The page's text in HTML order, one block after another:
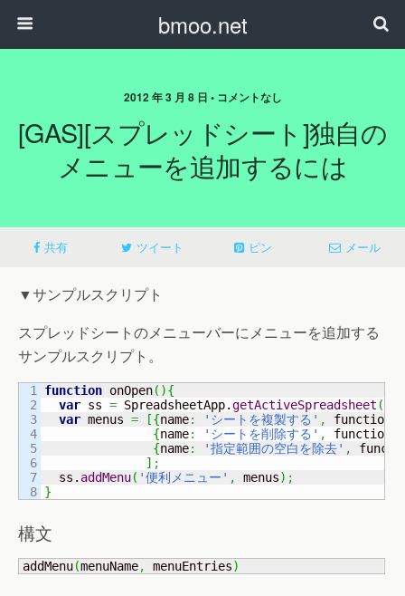
bmoo.net
2012 年 3 月 8 日 • コメントなし
[GAS][スプレッドシート]独自の
メニューを追加するには
共有 ツイート ピン メール
▼サンプルスクリプト
スプレッドシートのメニューバーにメニューを追加する
サンプルスクリプト。
1
2
3
4
5
6
7
function onOpen( ){
var ss = SpreadsheetApp.getActiveSpreadsheet (
var menus = [{name: 'シートを複製する' ,
{name: 'シートを削除する' ,
{name: '指定範囲の空白を除去' ,
] ;
  ss.
addMenu( '便利メニュー' , menus) ;
}
構文
addMenu(menuName, menuEntries)